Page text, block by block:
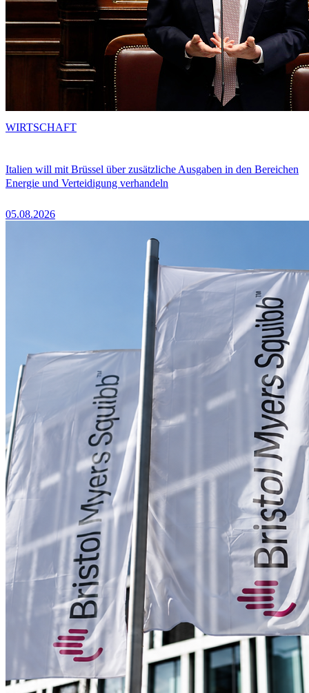
Italien will mit Brüssel über zusätzliche Ausgaben in den Bereichen
Energie und Verteidigung verhandeln
05.08.2026
WIRTSCHAFT